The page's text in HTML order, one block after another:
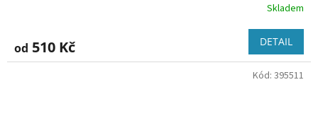
Skladem
od 510 Kč DETAIL
Kód: 395511